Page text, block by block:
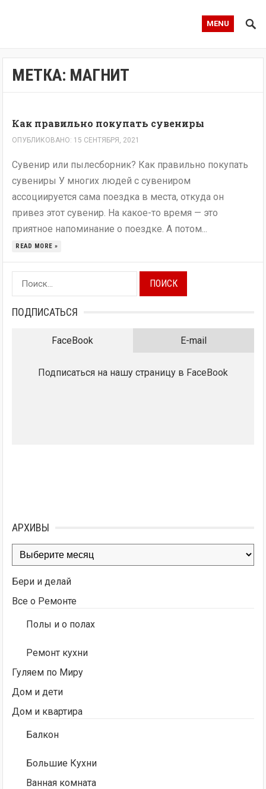
MENU
МЕТКА: МАГНИТ
Как правильно покупать сувениры
ОПУБЛИКОВАНО: 15 СЕНТЯБРЯ, 2021
Сувенир или пылесборник? Как правильно покупать
сувениры У многих людей с сувениром
ассоциируется сама поездка в места, откуда он
привез этот сувенир. На какое-то время — это
приятное напоминание о поездке. А потом...
READ MORE »
Найти:
ПОДПИСАТЬСЯ
FaceBook E-mail
Подписаться на нашу страницу в FaceBook
АРХИВЫ
Архивы
Бери и делай
Все о Ремонте
Полы и о полах
Ремонт кухни
Гуляем по Миру
Дом и дети
Дом и квартира
Балкон
Большие Кухни
Ванная комната